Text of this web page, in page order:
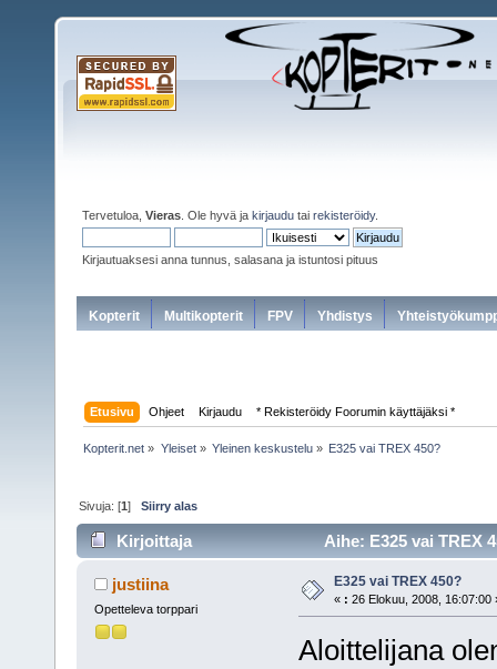
Tervetuloa, Vieras . Ole hyvä ja kirjaudu tai rekisteröidy.
Kirjautuaksesi anna tunnus, salasana ja istuntosi pituus
Kopterit Multikopterit FPV Yhdistys
Etusivu Ohjeet Kirjaudu * Rekisteröidy Foorumin käyttäjäksi *
Kopterit.net » Yleiset» Yleinen keskustelu» E325 vai TREX 450?
Sivuja: [1]Siirry alas
Kirjoittaja Aihe: E325 vai TREX
justiina
Opetteleva torppari
E325 vai TREX 450?
« : 26 Elokuu, 2008, 16:07:00
Aloittelijana